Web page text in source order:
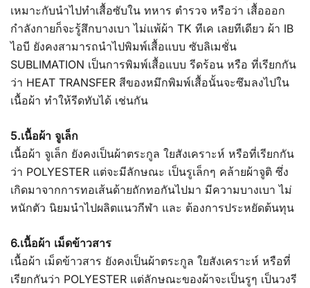
เหมาะกับนำไปทำเสื้อซับใน ทหาร ตำรวจ หรือว่า เสื้อออก
กำลังกายก็จะรู้สึกบางเบา ไม่แพ้ผ้า TK ทีเค เลยทีเดียว ผ้า IB
ไอบี ยังคงสามารถนำไปพิมพ์เสื้อแบบ ซับลิเมชั่น
SUBLIMATION เป็นการพิมพ์เสื้อแบบ รีดร้อน หรือ ที่เรียกกัน
ว่า HEAT TRANSFER สีของหมึกพิมพ์เสื้อนั้นจะซึมลงไปใน
เนื้อผ้า ทำให้รีดทับได้ เช่นกัน
5.เนื้อผ้า จูเล็ก
เนื้อผ้า จูเล็ก ยังคงเป็นผ้าตระกูล ใยสังเคราะห์ หรือที่เรียกกัน
ว่า POLYESTER แต่จะมีลักษณะ เป็นรูเล็กๆ คล้ายผ้าจูติ ซึ่ง
เกิดมาจากการทอเส้นด้ายถักทอกันไปมา มีความบางเบา ไม่
หนักตัว นิยมนำไปผลิตแนวกีฬา และ ต้องการประหยัดต้นทุน
6.เนื้อผ้า เม็ดข้าวสาร
เนื้อผ้า เม็ดข้าวสาร ยังคงเป็นผ้าตระกูล ใยสังเคราะห์ หรือที่
เรียกกันว่า POLYESTER แต่ลักษณะของผ้าจะเป็นรูๆ เป็นวงรี